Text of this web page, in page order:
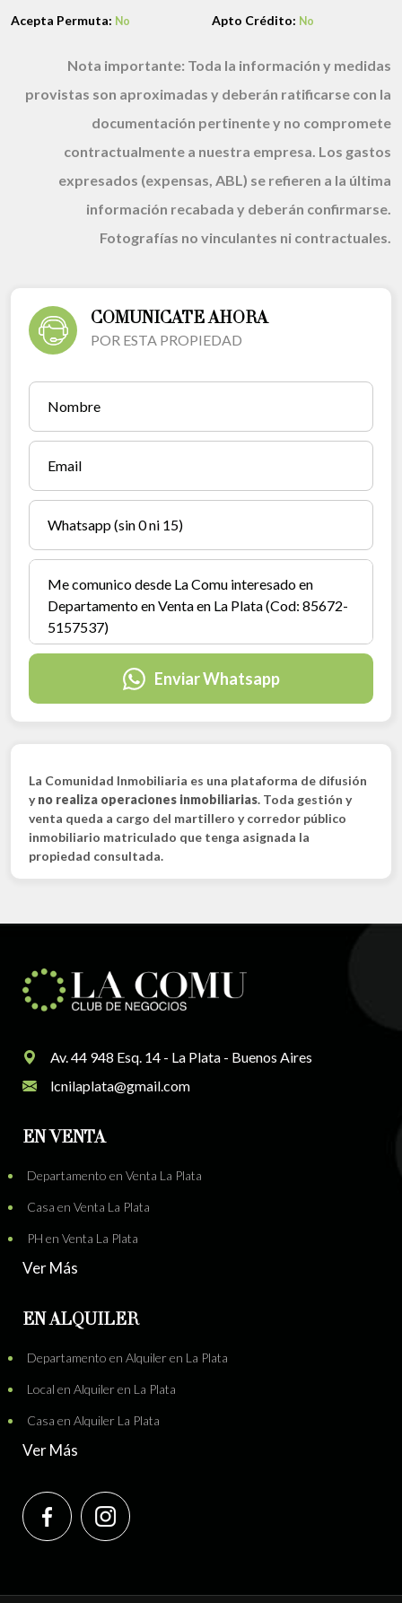
Acepta Permuta: No Apto Crédito: No
Nota importante: Toda la información y medidas
provistas son aproximadas y deberán ratificarse con la
documentación pertinente y no compromete
contractualmente a nuestra empresa. Los gastos
expresados (expensas, ABL) se refieren a la última
información recabada y deberán confirmarse.
Fotografías no vinculantes ni contractuales.
COMUNICATE AHORA
POR ESTA PROPIEDAD
Enviar Whatsapp
La Comunidad Inmobiliaria es una plataforma de difusión
yno realiza operaciones inmobiliarias. Toda gestión y
venta queda a cargo del martillero y corredor público
inmobiliario matriculado que tenga asignada la
propiedad consultada.
Av. 44 948 Esq. 14 - La Plata - Buenos Aires
lcnilaplata@gmail.com
EN VENTA
Departamento en Venta La Plata
Casa en Venta La Plata
PH en Venta La Plata
Ver Más
EN ALQUILER
Departamento en Alquiler en La Plata
Local en Alquiler en La Plata
Casa en Alquiler La Plata
Ver Más